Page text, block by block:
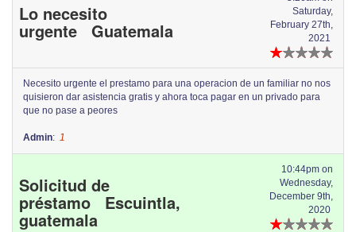
Lo necesito
urgente Guatemala
Saturday,
February 27th,
2021
Necesito urgente el prestamo para una operacion de un familiar no nos
quisieron dar asistencia gratis y ahora toca pagar en un privado para
que no pase a peores
Admin: 1
Solicitud de
préstamo Escuintla,
guatemala
10:44pm on
Wednesday,
December 9th,
2020